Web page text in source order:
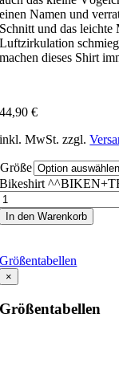
einen Namen und
Schnitt und das leichte
Luftzirkulation
machen dieses Shirt
44,90€
inkl. MwSt. zzgl.
Größe
Bikeshirt
In den Warenkorb
Größentabellen
×
Größentabellen